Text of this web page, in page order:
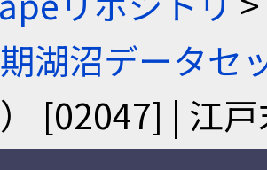
湖沼データセ
[02047] | 江